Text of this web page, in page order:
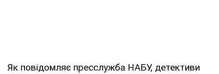
Як повідомляє пресслужба НАБУ, детективи